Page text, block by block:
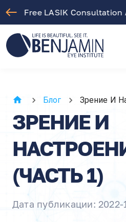
Блог Зрение И
ЗРЕНИЕ И
(ЧАСТЬ 1)
Дата публикации: 2022-